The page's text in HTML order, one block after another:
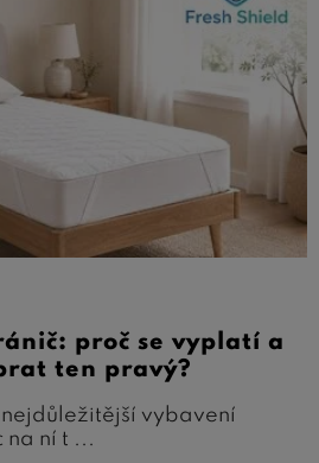
proč se vyplatí a
ten pravý?
vybavení
na ní t ...